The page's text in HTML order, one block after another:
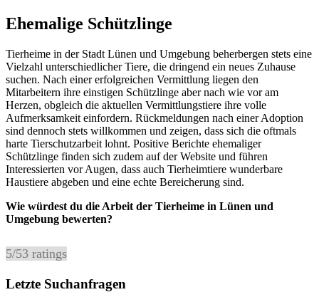
Ehemalige Schützlinge
Tierheime in der Stadt Lünen und Umgebung beherbergen stets eine
Vielzahl unterschiedlicher Tiere, die dringend ein neues Zuhause
suchen. Nach einer erfolgreichen Vermittlung liegen den
Mitarbeitern ihre einstigen Schützlinge aber nach wie vor am
Herzen, obgleich die aktuellen Vermittlungstiere ihre volle
Aufmerksamkeit einfordern. Rückmeldungen nach einer Adoption
sind dennoch stets willkommen und zeigen, dass sich die oftmals
harte Tierschutzarbeit lohnt. Positive Berichte ehemaliger
Schützlinge finden sich zudem auf der Website und führen
Interessierten vor Augen, dass auch Tierheimtiere wunderbare
Haustiere abgeben und eine echte Bereicherung sind.
Wie würdest du die Arbeit der Tierheime in Lünen und
Umgebung bewerten?
5/53 ratings
Letzte Suchanfragen